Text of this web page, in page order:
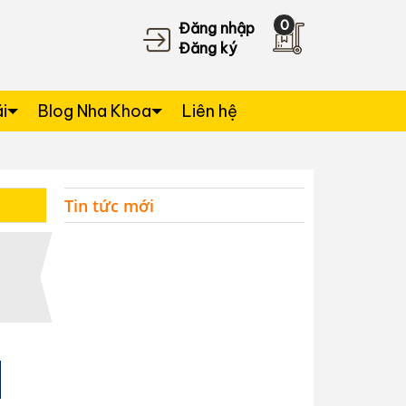
Đăng nhập
Đăng ký
0
Blog Nha Khoa Liên hệ
Tin tức mới